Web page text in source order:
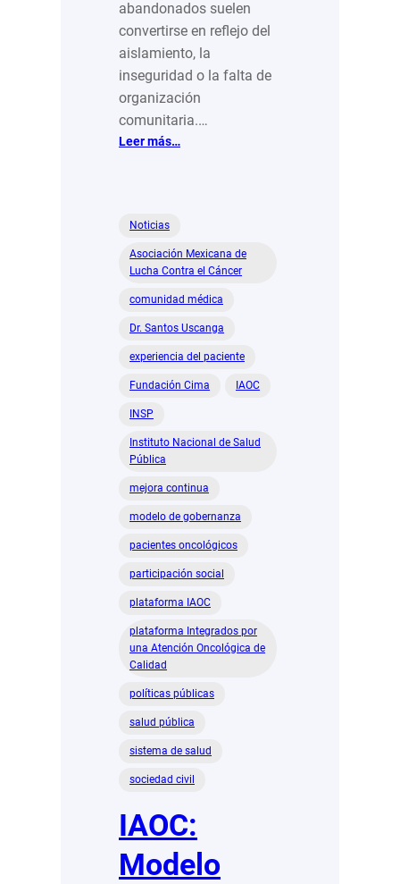
abandonados suelen
convertirse en reflejo del
aislamiento, la
inseguridad o la falta de
organización
comunitaria.…
Leer más…
áreas
verdes,
se
vínculos
Noticias
Asociación Mexicana de
Lucha Contra el Cáncer
comunidad médica
Dr. Santos Uscanga
experiencia del paciente
Fundación Cima IAOC
INSP
Instituto Nacional de Salud
Pública
mejora continua
modelo de gobernanza
pacientes oncológicos
participación social
plataforma IAOC
plataforma Integrados por
una Atención Oncológica de
Calidad
políticas públicas
salud pública
sistema de salud
sociedad civil
IAOC:
Modelo